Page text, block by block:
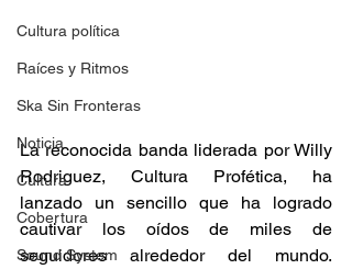
Cultura política
Raíces y Ritmos
Ska Sin Fronteras
Noticia
Cultura
Cobertura
Sound System
La reconocida banda liderada por Willy
Rodriguez, Cultura Profética, ha
lanzado un sencillo que ha logrado
cautivar los oídos de miles de
seguidores alrededor del mundo.